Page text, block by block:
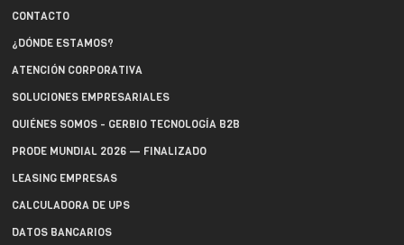
CONTACTO
¿DÓNDE ESTAMOS?
ATENCIÓN CORPORATIVA
SOLUCIONES EMPRESARIALES
QUIÉNES SOMOS - GERBIO TECNOLOGÍA B2B
PRODE MUNDIAL 2026 — FINALIZADO
LEASING EMPRESAS
CALCULADORA DE UPS
DATOS BANCARIOS